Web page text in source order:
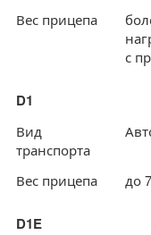
Вес прицепа
с
D1
Вид
транспорта
Вес прицепа до
D1E